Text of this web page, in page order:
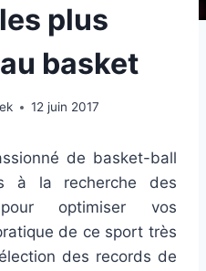
plus
basket
12 juin 2017
de basket-ball
à la recherche des
optimiser vos
de ce sport très
des records de